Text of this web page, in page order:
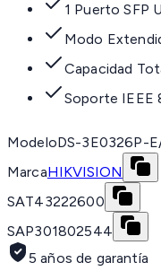
1 Puerto SFP
Modo
Capacidad
Soporte IEEE
ModeloDS-3E0326P-
MarcaHIKVISION
SAT43222600
SAP301802544
5 años de garantía